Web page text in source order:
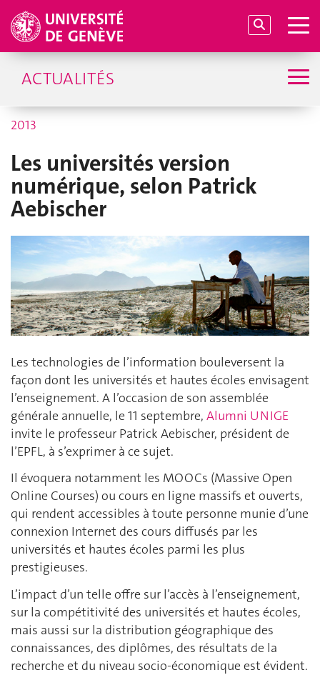
ACTUALITÉS
2013
Les universités version
numérique, selon Patrick
Aebischer
Les technologies de l’information bouleversent la
façon dont les universités et hautes écoles envisagent
l’enseignement. A l’occasion de son assemblée
générale annuelle, le 11 septembre, Alumni UNIGE
invite le professeur Patrick Aebischer, président de
l’EPFL, à s’exprimer à ce sujet.
Il évoquera notamment les MOOCs (Massive Open
Online Courses) ou cours en ligne massifs et ouverts,
qui rendent accessibles à toute personne munie d’une
connexion Internet des cours diffusés par les
universités et hautes écoles parmi les plus
prestigieuses.
L’impact d’un telle offre sur l’accès à l’enseignement,
sur la compétitivité des universités et hautes écoles,
mais aussi sur la distribution géographique des
connaissances, des diplômes, des résultats de la
recherche et du niveau socio-économique est évident.